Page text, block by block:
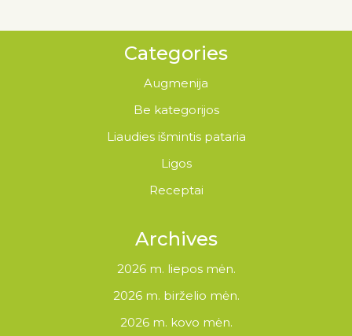
Categories
Augmenija
Be kategorijos
Liaudies išmintis pataria
Ligos
Receptai
Archives
2026 m. liepos mėn.
2026 m. birželio mėn.
2026 m. kovo mėn.